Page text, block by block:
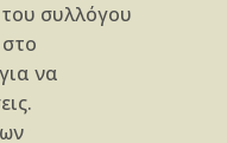
συλλόγου
να